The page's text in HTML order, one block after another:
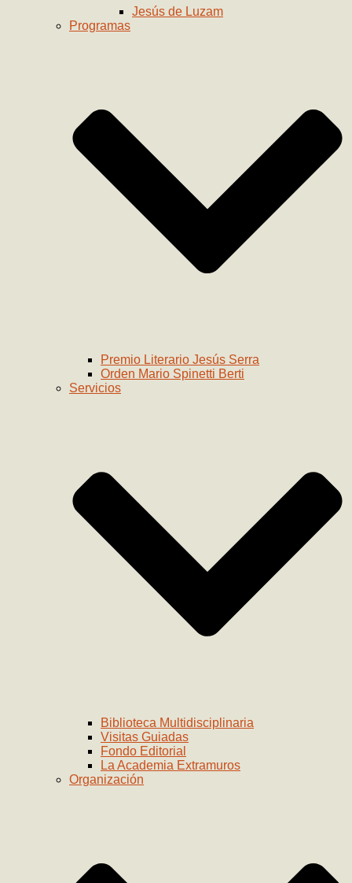
Jesús de Luzam
Programas
Premio Literario Jesús Serra
Orden Mario Spinetti Berti
Servicios
Biblioteca Multidisciplinaria
Visitas Guiadas
Fondo Editorial
La Academia Extramuros
Organización